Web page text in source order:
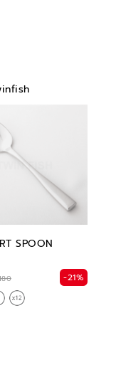
SPOON
-21%